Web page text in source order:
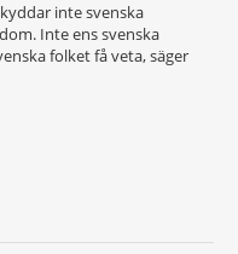
inte svenska
Inte ens svenska
folket få veta, säger